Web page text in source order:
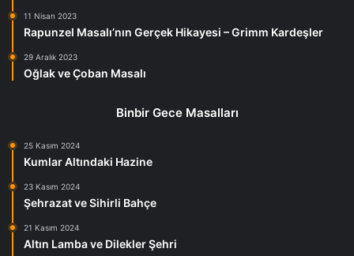
11 Nisan 2023
Rapunzel Masalı’nın Gerçek Hikayesi – Grimm Kardeşler
29 Aralık 2023
Oğlak ve Çoban Masalı
Binbir Gece Masalları
25 Kasım 2024
Kumlar Altındaki Hazine
23 Kasım 2024
Şehrazat ve Sihirli Bahçe
21 Kasım 2024
Altın Lamba ve Dilekler Şehri